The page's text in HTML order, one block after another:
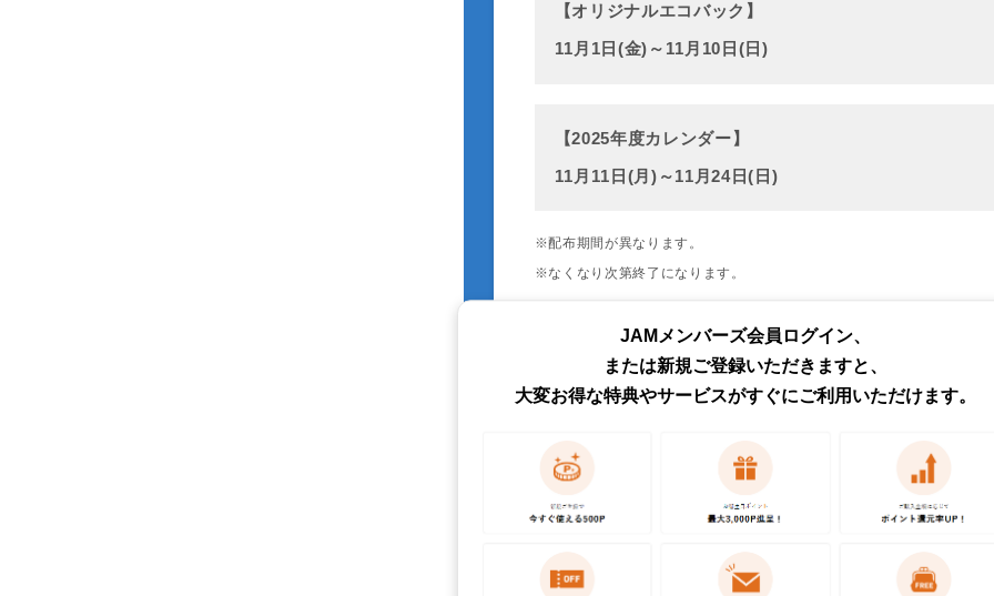
【オリジナルエコバック】
11月1日(金)～11月10日(日)
【2025年度カレンダー】
11月11日(月)～11月24日(日)
※配布期間が異なります。
※なくなり次第終了になります。
JAMメンバーズ会員ログイン、
または新規ご登録いただきますと、
大変お得な特典やサービスがすぐにご利用いただけます。